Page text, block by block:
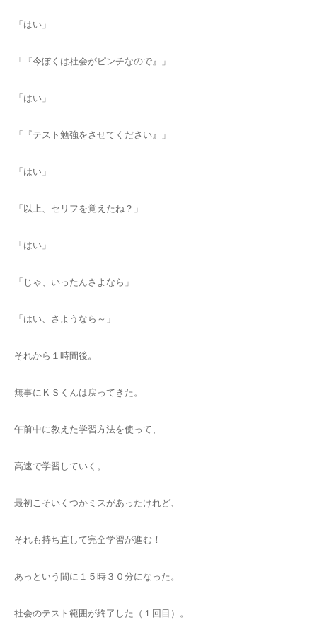
「はい」
「『今ぼくは社会がピンチなので』」
「はい」
「『テスト勉強をさせてください』」
「はい」
「以上、セリフを覚えたね？」
「はい」
「じゃ、いったんさよなら」
「はい、さようなら～」
それから１時間後。
無事にＫＳくんは戻ってきた。
午前中に教えた学習方法を使って、
高速で学習していく。
最初こそいくつかミスがあったけれど、
それも持ち直して完全学習が進む！
あっという間に１５時３０分になった。
社会のテスト範囲が終了した（１回目）。